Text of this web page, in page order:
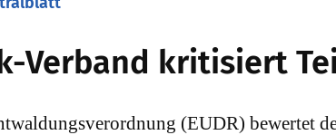
Verband kritisiert
(EUDR) bewertet